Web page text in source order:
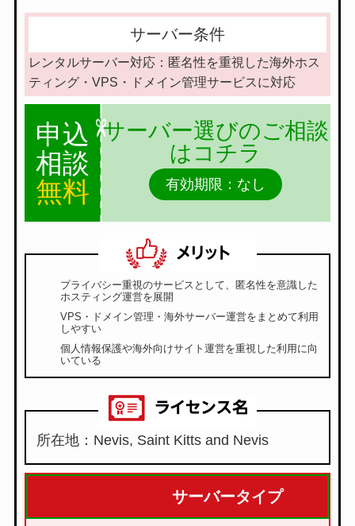
サーバー条件
レンタルサーバー対応：匿名性を重視した海外ホス
ティング・VPS・ドメイン管理サービスに対応
申込
相談
無料
サーバー選びのご相談
はコチラ
有効期限：なし
プライバシー重視のサービスとして、匿名性を意識した
ホスティング運営を展開
VPS・ドメイン管理・海外サーバー運営をまとめて利用
しやすい
個人情報保護や海外向けサイト運営を重視した利用に向
いている
所在地：Nevis, Saint Kitts and Nevis
サーバータイプ